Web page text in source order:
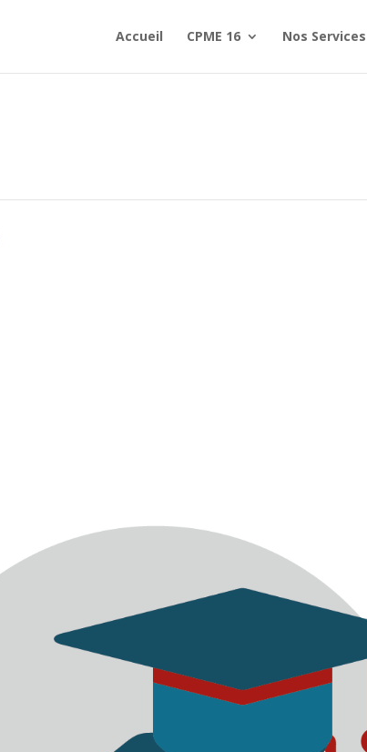
Accueil CPME 16 Nos Services